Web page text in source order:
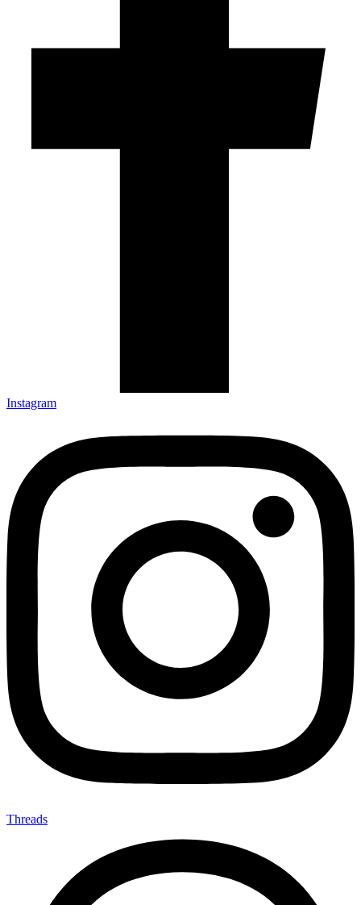
Instagram
Threads